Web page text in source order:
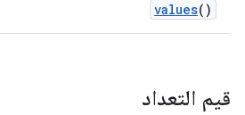
values()
قيم التعداد